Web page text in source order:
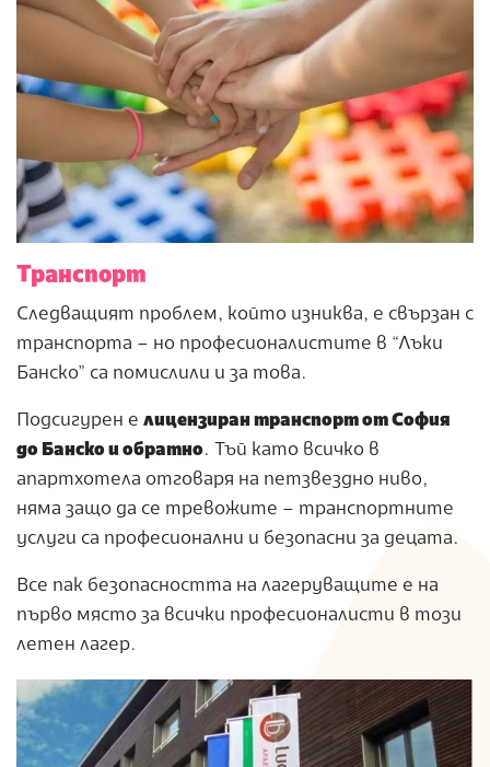
Транспорт
Следващият проблем, който изниква, е свързан с
транспорта – но професионалистите в “Лъки
Банско” са помислили и за това.
Подсигурен е лицензиран транспорт от София
до Банско и обратно. Тъй като всичко в
апартхотела отговаря на петзвездно ниво,
няма защо да се тревожите – транспортните
услуги са професионални и безопасни за децата.
Все пак безопасността на лагеруващите е на
първо място за всички професионалисти в този
летен лагер.